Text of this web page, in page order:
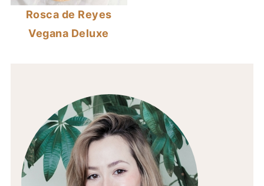
Rosca de Reyes
Vegana Deluxe